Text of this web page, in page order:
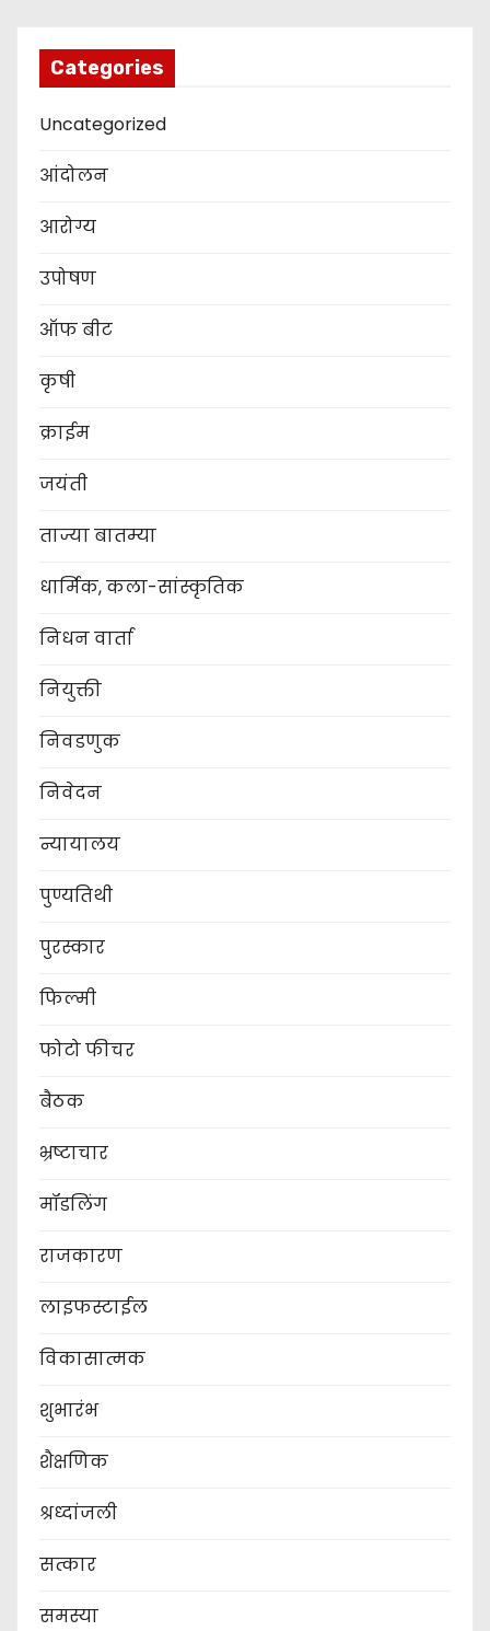
Categories
Uncategorized
आंदोलन
आरोग्य
उपोषण
ऑफ बीट
कृषी
क्राईम
जयंती
ताज्या बातम्या
धार्मिक, कला-सांस्कृतिक
निधन वार्ता
नियुक्ती
निवडणुक
निवेदन
न्यायालय
पुण्यतिथी
पुरस्कार
फिल्मी
फोटो फीचर
बैठक
भ्रष्टाचार
मॉडलिंग
राजकारण
लाइफस्टाईल
विकासात्मक
शुभारंभ
शैक्षणिक
श्रध्दांजली
सत्कार
समस्या